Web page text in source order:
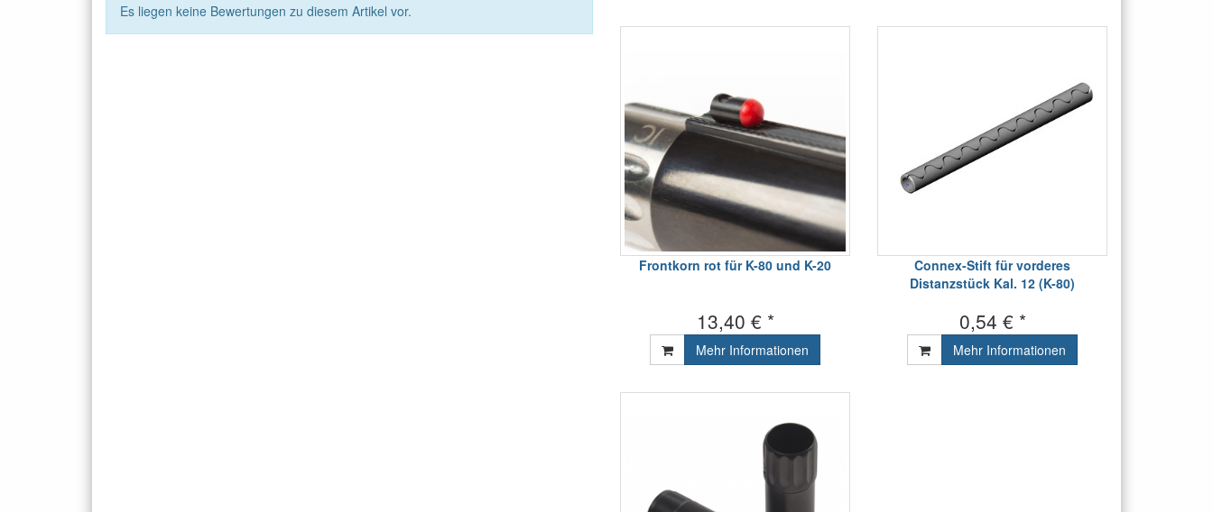
Es liegen keine Bewertungen zu diesem Artikel vor.
Frontkorn rot für K-80 und K-20
13,40 € *
Mehr Informationen
Connex-Stift für vorderes
Distanzstück Kal. 12 (K-80)
0,54 € *
Mehr Informationen